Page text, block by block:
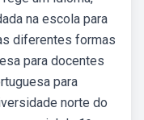
na escola para
diferentes formas
para docentes
para
norte do